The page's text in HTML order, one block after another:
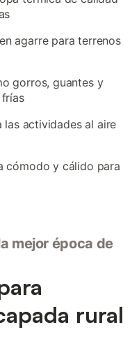
agarre para terrenos
gorros, guantes y
las actividades al aire
cómodo y cálido para
mejor época de
rural